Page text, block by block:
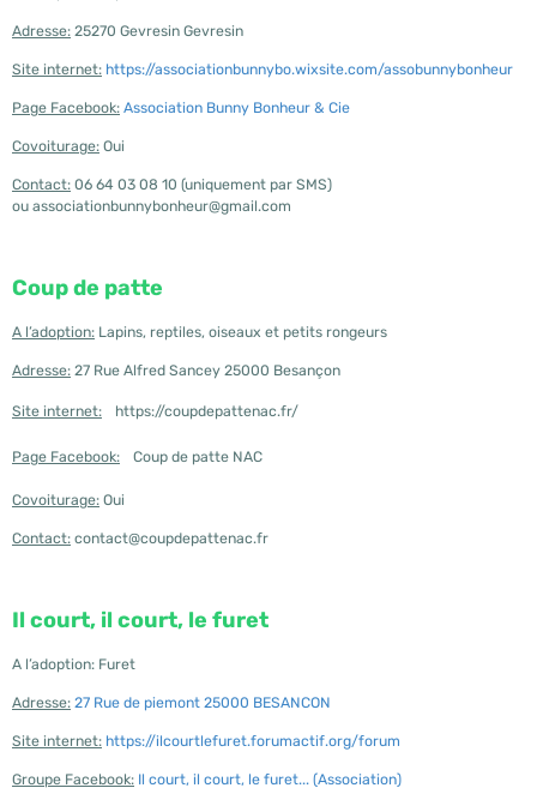
Adresse: 25270 Gevresin Gevresin
Site internet: https://associationbunnybo.wixsite.com/assobunnybonheur
Page Facebook: Association Bunny Bonheur & Cie
Covoiturage: Oui
Contact: 06 64 03 08 10 (uniquement par SMS)
ou associationbunnybonheur@gmail.com
Coup de patte
A l’adoption: Lapins, reptiles, oiseaux et petits rongeurs
Adresse: 27 Rue Alfred Sancey 25000 Besançon
Site internet: https://coupdepattenac.fr/
Page Facebook: Coup de patte NAC
Covoiturage: Oui
Contact: contact@coupdepattenac.fr
Il court, il court, le furet
A l’adoption: Furet
Adresse: 27 Rue de piemont 25000 BESANCON
Site internet: https://ilcourtlefuret.forumactif.org/forum
Groupe Facebook: Il court, il court, le furet... (Association)